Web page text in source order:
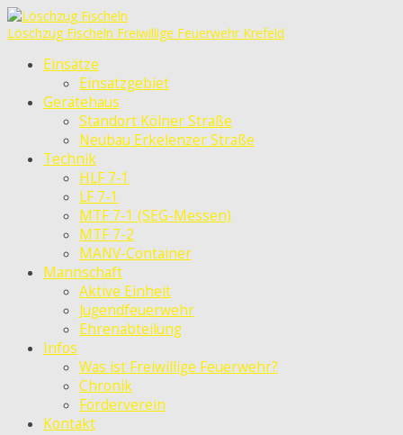
Löschzug Fischeln Freiwillige Feuerwehr Krefeld
Einsätze
Einsatzgebiet
Gerätehaus
Standort Kölner Straße
Neubau Erkelenzer Straße
Technik
HLF 7-1
LF 7-1
MTF 7-1 (SEG-Messen)
MTF 7-2
MANV-Container
Mannschaft
Aktive Einheit
Jugendfeuerwehr
Ehrenabteilung
Infos
Was ist Freiwillige Feuerwehr?
Chronik
Förderverein
Kontakt